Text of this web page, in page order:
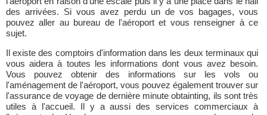
des arrivées. Si vous avez perdu un de vos bagages, vous
pouvez aller au bureau de l'aéroport et vous renseigner à ce
sujet.
Il existe des comptoirs d'information dans les deux terminaux qui
vous aidera à toutes les informations dont vous avez besoin.
Vous pouvez obtenir des informations sur les vols ou
l'aménagement de l'aéroport, vous pouvez également trouver sur
l'assurance de voyage de dernière minute obtainting, ils sont très
utiles à l'accueil. Il y a aussi des services commerciaux à